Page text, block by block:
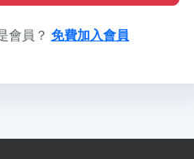
會員？ 免費加入會員